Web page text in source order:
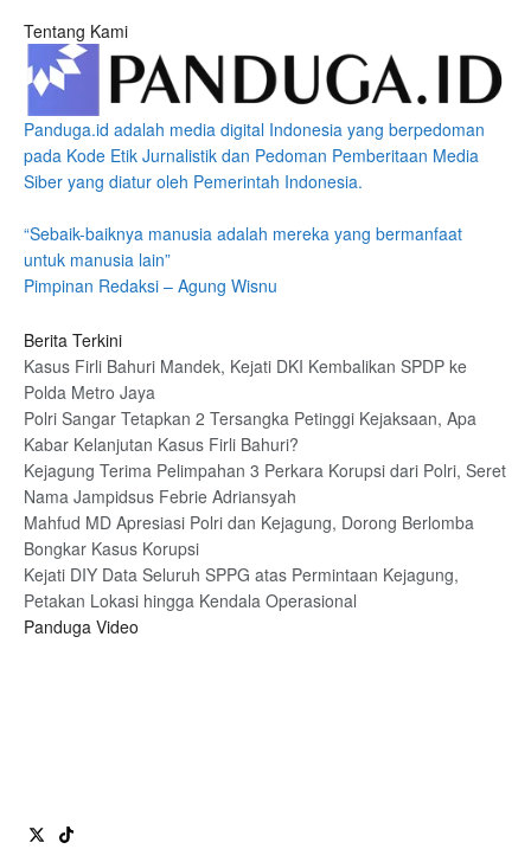
Tentang Kami
Panduga.id adalah media digital Indonesia yang berpedoman
pada Kode Etik Jurnalistik dan Pedoman Pemberitaan Media
Siber yang diatur oleh Pemerintah Indonesia.
“Sebaik-baiknya manusia adalah mereka yang bermanfaat
untuk manusia lain”
Pimpinan Redaksi – Agung Wisnu
Berita Terkini
Kasus Firli Bahuri Mandek, Kejati DKI Kembalikan SPDP ke
Polda Metro Jaya
Polri Sangar Tetapkan 2 Tersangka Petinggi Kejaksaan, Apa
Kabar Kelanjutan Kasus Firli Bahuri?
Kejagung Terima Pelimpahan 3 Perkara Korupsi dari Polri, Seret
Nama Jampidsus Febrie Adriansyah
Mahfud MD Apresiasi Polri dan Kejagung, Dorong Berlomba
Bongkar Kasus Korupsi
Kejati DIY Data Seluruh SPPG atas Permintaan Kejagung,
Petakan Lokasi hingga Kendala Operasional
Panduga Video